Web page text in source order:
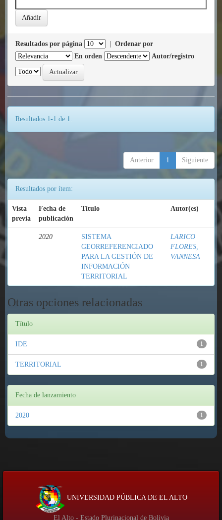
Resultados por página
Ordenar por
En orden
Autor/registro
Resultados 1-1 de 1.
Anterior 1 Siguiente
Resultados por ítem:
Vista
previa
Fecha de
publicación
Título Autor(es)
2020
SISTEMA
GEORREFERENCIADO
PARA LA GESTIÓN DE
INFORMACIÓN
TERRITORIAL
LARICO
FLORES,
VANNESA
Otras opciones relacionadas
Título
1
IDE
1
TERRITORIAL
Fecha de lanzamiento
1
2020
UNIVERSIDAD PÚBLICA DE EL ALTO
El Alto - Estado Plurinacional de Bolivia